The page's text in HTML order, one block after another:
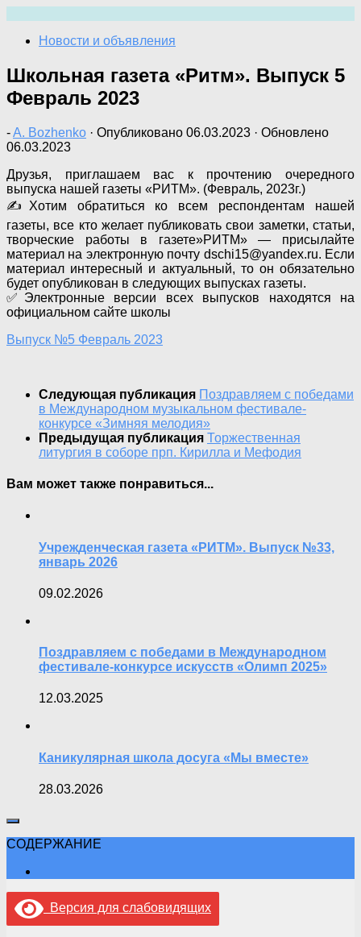
содержимому
Новости и объявления
Школьная газета «Ритм». Выпуск 5
Февраль 2023
-A. Bozhenko · Опубликовано 06.03.2023 · Обновлено
06.03.2023
Друзья, приглашаем вас к прочтению очередного
выпуска нашей газеты «РИТМ». (Февраль, 2023г.)
✍️Хотим обратиться ко всем респондентам нашей
газеты, все кто желает публиковать свои заметки, статьи,
творческие работы в газете»РИТМ» — присылайте
материал на электронную почту dschi15@yandex.ru. Если
материал интересный и актуальный, то он обязательно
будет опубликован в следующих выпусках газеты.
✅Электронные версии всех выпусков находятся на
официальном сайте школы
Выпуск №5 Февраль 2023
Следующая публикация Поздравляем с победами
в Международном музыкальном фестивале-
конкурсе «Зимняя мелодия»
Предыдущая публикация Торжественная
литургия в соборе прп. Кирилла и Мефодия
Вам может также понравиться...
Учрежденческая газета «РИТМ». Выпуск №33,
январь 2026
09.02.2026
Поздравляем с победами в Международном
фестивале-конкурсе искусств «Олимп 2025»
12.03.2025
Каникулярная школа досуга «Мы вместе»
28.03.2026
СОДЕРЖАНИЕ
Версия для слабовидящих